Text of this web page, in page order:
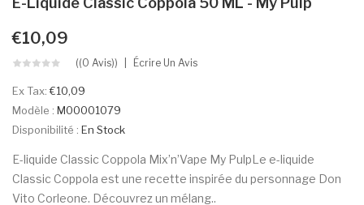
€10,09
((0 Avis)) Écrire Un Avis
Ex Tax:€10,09
Modèle : M00001079
Disponibilité : En Stock
E-liquide Classic Coppola Mix’n’Vape My PulpLe e-liquide
Classic Coppola est une recette inspirée du personnage Don
Vito Corleone. Découvrez un mélang..